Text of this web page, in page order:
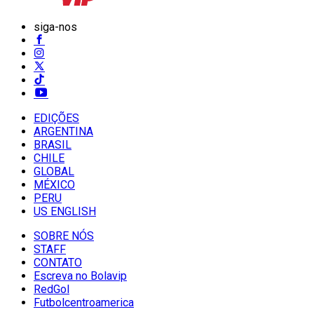
siga-nos
EDIÇÕES
ARGENTINA
BRASIL
CHILE
GLOBAL
MÉXICO
PERU
US ENGLISH
SOBRE NÓS
STAFF
CONTATO
Escreva no Bolavip
RedGol
Futbolcentroamerica